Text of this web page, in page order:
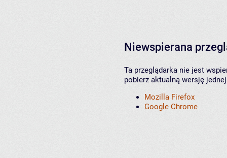
Niewspierana
Ta przeglądarka nie jest
pobierz aktualną wersję
Mozilla Firefox
Google Chrome